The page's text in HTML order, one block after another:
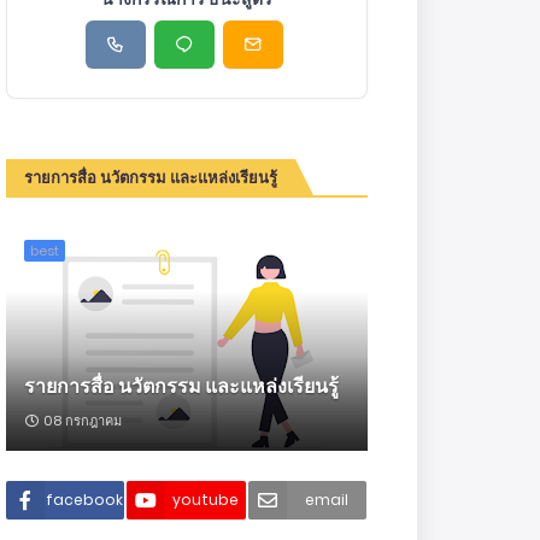
รายการสื่อ นวัตกรรม และแหล่งเรียนรู้
best
รายการสื่อ นวัตกรรม และแหล่งเรียนรู้
08 กรกฎาคม
facebook youtube email